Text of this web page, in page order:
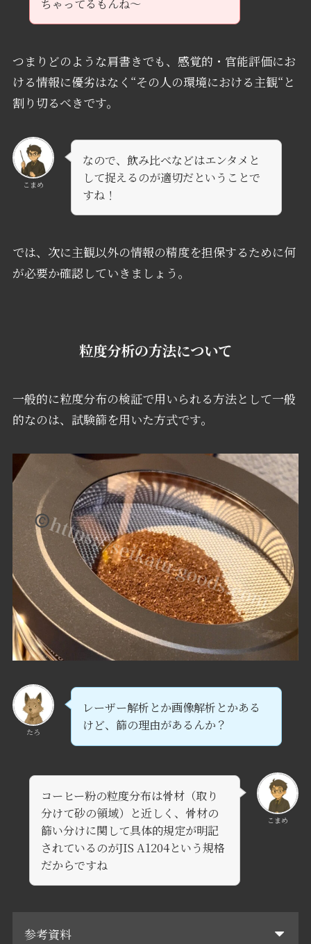
つまりどのような肩書きでも、感覚的・官能評価にお
ける情報に優劣はなく“その人の環境における主観“と
割り切るべきです。
こまめ
なので、飲み比べなどはエンタメと
して捉えるのが適切だということで
すね！
では、次に主観以外の情報の精度を担保するために何
が必要か確認していきましょう。
粒度分析の方法について
一般的に粒度分布の検証で用いられる方法として一般
的なのは、試験篩を用いた方式です。
たろ
レーザー解析とか画像解析とかある
けど、篩の理由があるんか？
こまめ
コーヒー粉の粒度分布は骨材（取り
分けて砂の領域）と近しく、骨材の
篩い分けに関して具体的規定が明記
されているのがJIS A1204という規格
だからですね
参考資料